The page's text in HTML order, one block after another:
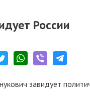
России
завидует